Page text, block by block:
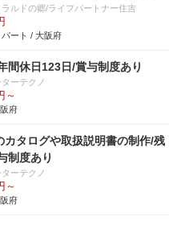
ルドの郷/ライフパートナー住吉
ート / 大阪府
間休日123日/賞与制度あり
ーテクノ
～
府
カタログや取扱説明書の制作/残
制度あり
ーテクノ
～
府